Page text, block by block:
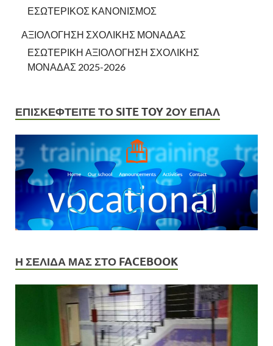
ΕΣΩΤΕΡΙΚΟΣ ΚΑΝΟΝΙΣΜΟΣ
ΑΞΙΟΛΟΓΗΣΗ ΣΧΟΛΙΚΗΣ ΜΟΝΑΔΑΣ
ΕΣΩΤΕΡΙΚΗ ΑΞΙΟΛΟΓΗΣΗ ΣΧΟΛΙΚΗΣ
ΜΟΝΑΔΑΣ 2025-2026
ΕΠΙΣΚΕΦΤΕΙΤΕ ΤΟ SITE TOY 2ΟΥ ΕΠΑΛ
Η ΣΕΛΙΔΑ ΜΑΣ ΣΤΟ FACEBOOK